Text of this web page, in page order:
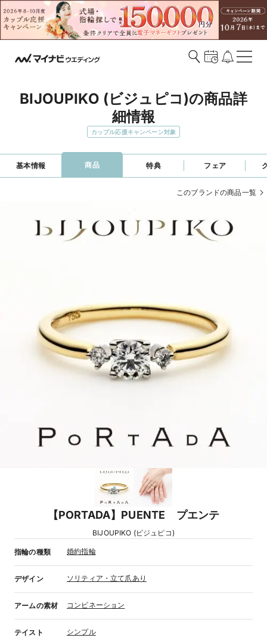
BIJOUPIKO (ビジュピコ)の商品詳
細情報
カップル応援キャンペーン対象
基本情報 商品 特典 フェア
このブランドの商品一覧
【PORTADA】PUENTE プエンテ
BIJOUPIKO (ビジュピコ)
指輪の種類 婚約指輪
デザイン ソリティア・立て爪あり
アームの素材 コンビネーション
テイスト シンプル